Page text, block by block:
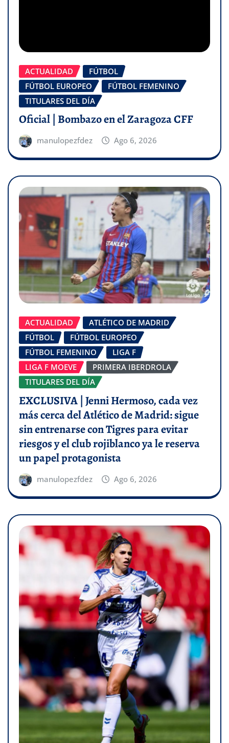
ACTUALIDAD
FÚTBOL
FÚTBOL EUROPEO
FÚTBOL FEMENINO
TITULARES DEL DÍA
Oficial | Bombazo en el Zaragoza CFF
manulopezfdez Ago 6, 2026
ACTUALIDAD
ATLÉTICO DE MADRID
FÚTBOL
FÚTBOL EUROPEO
FÚTBOL FEMENINO
LIGA F
LIGA F MOEVE
PRIMERA IBERDROLA
TITULARES DEL DÍA
EXCLUSIVA | Jenni Hermoso, cada vez
más cerca del Atlético de Madrid: sigue
sin entrenarse con Tigres para evitar
riesgos y el club rojiblanco ya le reserva
un papel protagonista
manulopezfdez Ago 6, 2026